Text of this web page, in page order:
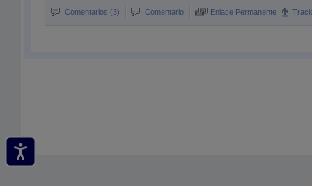
Comentarios (3) Comentario Enlace Permanente